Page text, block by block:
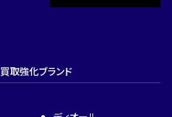
買取強化ブランド